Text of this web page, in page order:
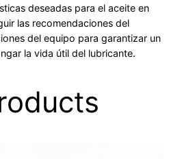
deseadas para el aceite en
las recomendaciones del
del equipo para garantizar un
la vida útil del lubricante.